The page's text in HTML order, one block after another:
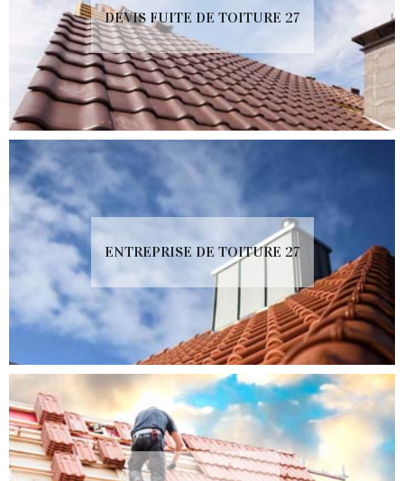
DEVIS FUITE DE TOITURE 27
ENTREPRISE DE TOITURE 27